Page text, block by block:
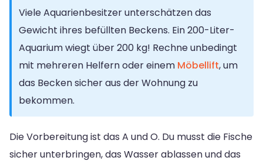
Viele Aquarienbesitzer unterschätzen das
Gewicht ihres befüllten Beckens. Ein 200-Liter-
Aquarium wiegt über 200 kg! Rechne unbedingt
mit mehreren Helfern oder einem Möbellift, um
das Becken sicher aus der Wohnung zu
bekommen.
Die Vorbereitung ist das A und O. Du musst die Fische
sicher unterbringen, das Wasser ablassen und das